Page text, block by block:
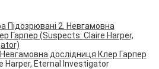
Невгамовна дослідниця Клер Гарпер
Harper, Eternal Investigator